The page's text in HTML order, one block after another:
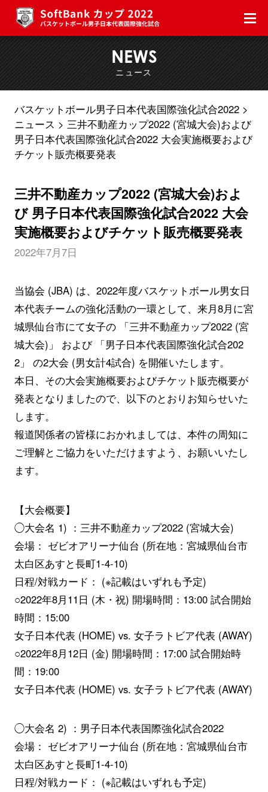
NEWS
ニュース
バスケットボール男子日本代表国際強化試合2022
ニュース
三井不動産カップ2022 (宮城大会)および
男子日本代表国際強化試合2022 大会実施概要および
チケット販売概要発表
三井不動産カップ2022 (宮城大会)およ
び 男子日本代表国際強化試合2022 大会
実施概要およびチケット販売概要発表
2022年7月7日
当協会 (JBA) は、2022年度バスケットボール男女日
本代表チームの強化活動の一環として、来月8月に宮
城県仙台市にて女子の 「三井不動産カップ2022 (宮
城大会)」 および 「男子日本代表国際強化試合202
2」 の2大会 (男女計4試合) を開催いたします。
本日、その大会実施概要およびチケット販売概要が
発表となりましたので、以下のとおりお知らせいた
します。
報道関係者の皆様におかれましては、本件の周知に
ご理解とご協力をいただけますよう、お願いいたし
ます。
【大会概要】
◯大会名 1) ：三井不動産カップ2022 (宮城大会)
会場： ゼビオアリーナ仙台 (所在地：宮城県仙台市
太白区あすと長町1-4-10)
日程/対戦カード： (※記載はいずれも予定)
○2022年8月11日 (木・祝) 開場時間：13:00 試合開始
時間：15:00
女子日本代表 (HOME) vs. 女子ラトビア代表 (AWAY)
○2022年8月12日 (金) 開場時間：17:00 試合開始時
間：19:00
女子日本代表 (HOME) vs. 女子ラトビア代表 (AWAY)
◯大会名 2) ：男子日本代表国際強化試合2022
会場： ゼビオアリーナ仙台 (所在地：宮城県仙台市
太白区あすと長町1-4-10)
日程/対戦カード： (※記載はいずれも予定)